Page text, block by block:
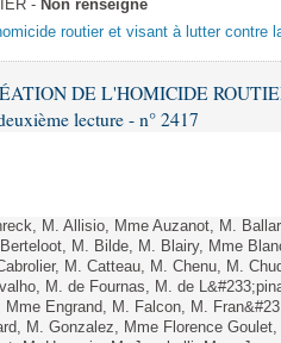
- Non renseigné
routier et visant à lutter contre
DE L'HOMICIDE
lecture - n° 2417
M. Allisio, Mme Auzanot, M.
M. Bilde, M. Blairy, Mme
M. Catteau, M. Chenu, M.
M. de Fournas, M. de
Mme Engrand, M. Falcon, M.
M. Gonzalez, Mme Florence